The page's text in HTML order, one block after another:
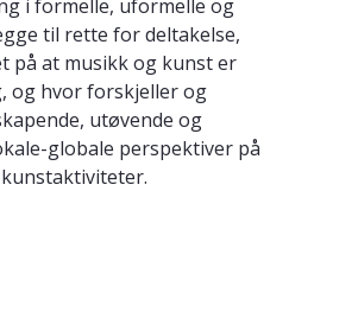
i formelle, uformelle og
til rette for deltakelse,
på at musikk og kunst er
og hvor forskjeller og
utøvende og
globale perspektiver på